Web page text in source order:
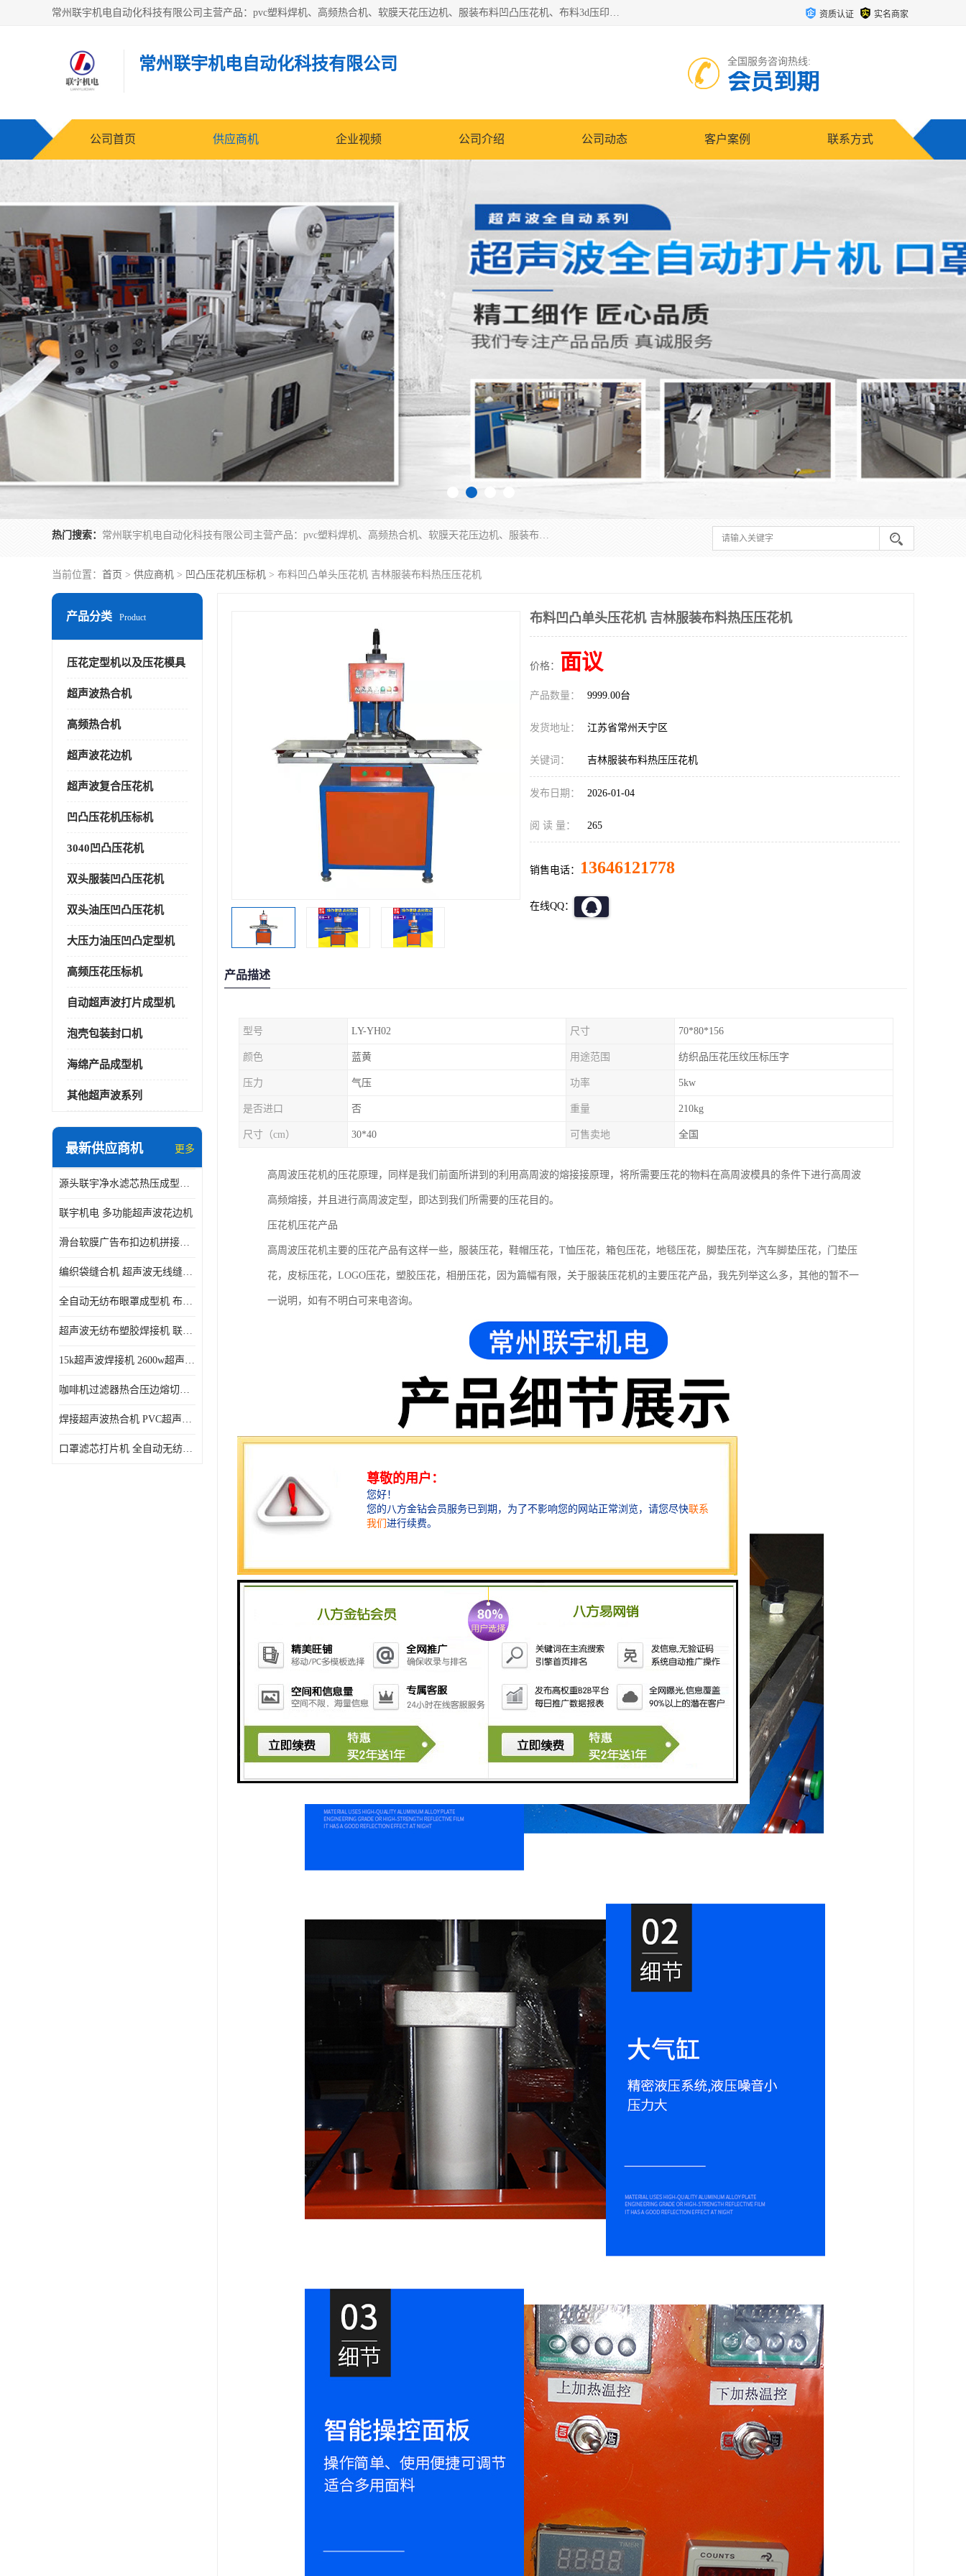
常州联宇机电自动化科技有限公司主营产品：pvc塑料焊机、高频热合机、软膜天花压边机、服装布料凹凸压花机、布料3d压印设备、服装植胶设备、超声波布料花边机、无纺布热合机、全自动压花机。 资质认证 实名商家
常州联宇机电自动化科技有限公司 全国服务咨询热线:
会员到期
公司首页 供应商机 企业视频 公司介绍 公司动态 客户案例 联系方式
热门搜索： 常州联宇机电自动化科技有限公司主营产品：pvc塑料焊机、高频热合机、软膜天花压边机、服装布料凹凸压花机、布料3d压印设备、服装植胶设备、超声波布料花边机、无纺布热合机、全自动压花机。
当前位置： 首页 > 供应商机 > 凹凸压花机压标机 > 布料凹凸单头压花机 吉林服装布料热压压花机
产品分类 Product
压花定型机以及压花模具
超声波热合机
高频热合机
超声波花边机
超声波复合压花机
凹凸压花机压标机
3040凹凸压花机
双头服装凹凸压花机
双头油压凹凸压花机
大压力油压凹凸定型机
高频压花压标机
自动超声波打片成型机
泡壳包装封口机
海绵产品成型机
其他超声波系列
最新供应商机 更多
源头联宇净水滤芯热压成型机器 超声波大功率封边机
联宇机电 多功能超声波花边机
滑台软膜广告布扣边机拼接机用于焊接热合拼接作用
编织袋缝合机 超声波无线缝合机 厂家现货供应
全自动无纺布眼罩成型机 布料海绵眼罩热合切边机
超声波无纺布塑胶焊接机 联宇制造
15k超声波焊接机 2600w超声波焊接机 联宇制造
咖啡机过滤器热合压边熔切机 超声波无纺布喷胶棉热合机
焊接超声波热合机 PVC超声波焊接机 无纺布超声波设备
口罩滤芯打片机 全自动无纺布压花压标设备 多层料复合机
布料凹凸单头压花机 吉林服装布料热压压花机
价格： 面议
产品数量： 9999.00台
发货地址： 江苏省常州天宁区
关键词： 吉林服装布料热压压花机
发布日期： 2026-01-04
阅 读 量： 265
销售电话： 13646121778
在线QQ：
产品描述
型号 LY-YH02 尺寸 70*80*156
颜色 蓝黄 用途范围 纺织品压花压纹压标压字
压力 气压 功率 5kw
是否进口 否 重量 210kg
尺寸（cm） 30*40 可售卖地 全国
高周波压花机的压花原理，同样是我们前面所讲到的利用高周波的熔接接原理，将所需要压花的物料在高周波模具的条件下进行高周波
高频熔接，并且进行高周波定型，即达到我们所需要的压花目的。
压花机压花产品
高周波压花机主要的压花产品有这样一些，服装压花，鞋帽压花，T恤压花，箱包压花，地毯压花，脚垫压花，汽车脚垫压花，门垫压
花，皮标压花，LOGO压花，塑胶压花，相册压花，因为篇幅有限，关于服装压花机的主要压花产品，我先列举这么多，其他的暂不一
一说明，如有不明白可来电咨询。